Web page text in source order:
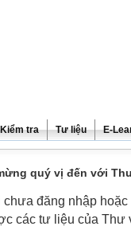
tra Tư liệu E-
quý vị đến với
chưa đăng nhập
các tư liệu của Thư